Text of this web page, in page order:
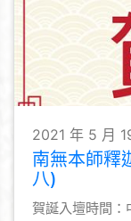
2021 年 5 月
南無本師釋
八)
賀誕入壇時間：